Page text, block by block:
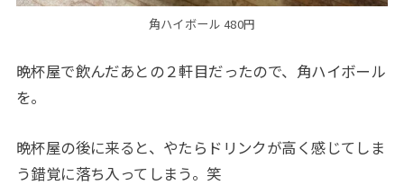
角ハイボール 480円
晩杯屋で飲んだあとの２軒目だったので、角ハイボール
を。
晩杯屋の後に来ると、やたらドリンクが高く感じてしま
う錯覚に落ち入ってしまう。笑